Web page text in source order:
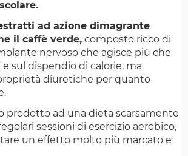
ad azione dimagrante
il caffè verde, composto ricco di
nervoso che agisce più che
sul dispendio di calorie, ma
diuretiche per quanto
prodotto ad una dieta scarsamente
sessioni di esercizio aerobico,
un effetto molto più marcato e